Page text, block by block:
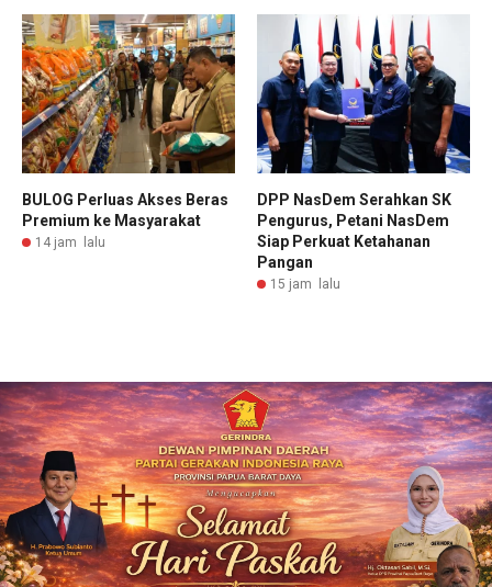
BULOG Perluas Akses Beras
Premium ke Masyarakat
14 jam lalu
DPP NasDem Serahkan SK
Pengurus, Petani NasDem
Siap Perkuat Ketahanan
Pangan
15 jam lalu